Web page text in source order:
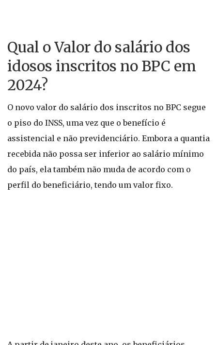
Qual o Valor do salário dos
idosos inscritos no BPC em
2024?
O novo valor do salário dos inscritos no BPC segue
o piso do INSS, uma vez que o benefício é
assistencial e não previdenciário. Embora a quantia
recebida não possa ser inferior ao salário mínimo
do país, ela também não muda de acordo com o
perfil do beneficiário, tendo um valor fixo.